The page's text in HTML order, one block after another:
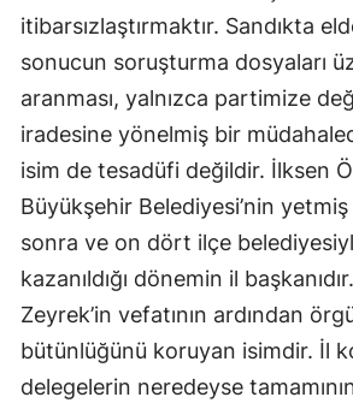
itibarsızlaştırmaktır. Sandıkta
sonucun soruşturma dosyaları
aranması, yalnızca partimize
iradesine yönelmiş bir
isim de tesadüfi değildir. İlksen
Büyükşehir Belediyesi’nin
sonra ve on dört ilçe
kazanıldığı dönemin il
Zeyrek’in vefatının ardından
bütünlüğünü koruyan isimdir. İl
delegelerin neredeyse